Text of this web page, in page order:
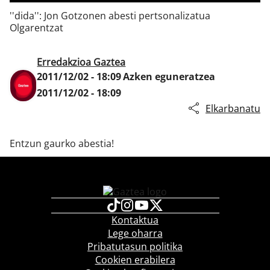
''dida'': Jon Gotzonen abesti pertsonalizatua
Olgarentzat
Erredakzioa Gaztea
2011/12/02 - 18:09Azken eguneratzea
2011/12/02 - 18:09
Elkarbanatu
Entzun gaurko abestia!
Kontaktua
Lege oharra
Pribatutasun politika
Cookien erabilera